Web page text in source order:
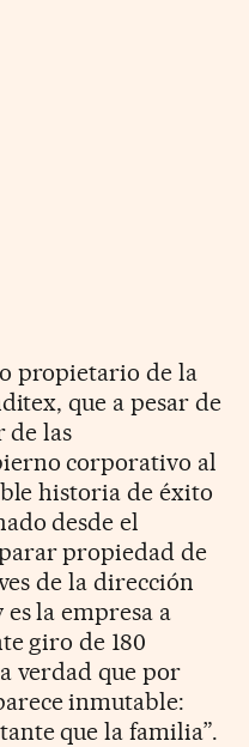
propietario de la
que a pesar de
de las
corporativo al
historia de éxito
desde el
propiedad de
de la dirección
la empresa a
giro de 180
verdad que por
inmutable:
que la familia”.